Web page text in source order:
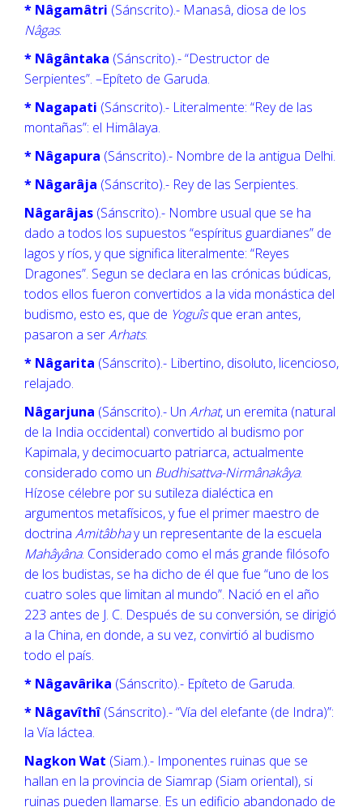
* Nâgamâtri (Sánscrito).- Manasâ, diosa de los
Nâgas.
* Nâgântaka (Sánscrito).- “Destructor de
Serpientes”. –Epíteto de Garuda.
* Nagapati (Sánscrito).- Literalmente: “Rey de las
montañas”: el Himâlaya.
* Nâgapura (Sánscrito).- Nombre de la antigua Delhi.
* Nâgarâja (Sánscrito).- Rey de las Serpientes.
Nâgarâjas (Sánscrito).- Nombre usual que se ha
dado a todos los supuestos “espíritus guardianes” de
lagos y ríos, y que significa literalmente: “Reyes
Dragones”. Segun se declara en las crónicas búdicas,
todos ellos fueron convertidos a la vida monástica del
budismo, esto es, que de Yoguîsque eran antes,
pasaron a serArhats.
* Nâgarita (Sánscrito).- Libertino, disoluto, licencioso,
relajado.
Nâgarjuna (Sánscrito).- Un Arhat, un eremita (natural
de la India occidental) convertido al budismo por
Kapimala, y decimocuarto patriarca, actualmente
considerado como un Budhisattva-Nirmânakâya.
Hízose célebre por su sutileza dialéctica en
argumentos metafísicos, y fue el primer maestro de
doctrina Amitâbhay un representante de la escuela
Mahâyâna. Considerado como el más grande filósofo
de los budistas, se ha dicho de él que fue “uno de los
cuatro soles que limitan al mundo”. Nació en el año
223 antes de J. C. Después de su conversión, se dirigió
a la China, en donde, a su vez, convirtió al budismo
todo el país.
* Nâgavârika (Sánscrito).- Epíteto de Garuda.
* Nâgavîthî(Sánscrito).- “Vía del elefante (de Indra)”:
la Vía láctea.
Nagkon Wat (Siam.).- Imponentes ruinas que se
hallan en la provincia de Siamrap (Siam oriental), si
ruinas pueden llamarse. Es un edificio abandonado de